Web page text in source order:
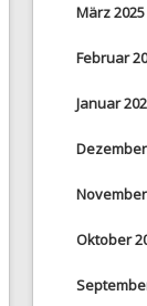
März 2025
Februar
Januar
Oktober